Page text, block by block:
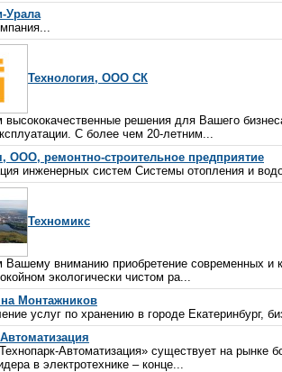
Урала
Технология, ООО СК
высококачественные решения для Вашего
С более чем 20-летним...
ООО, ремонтно-строительное предприятие
инженерных систем Системы отопления и
Техномикс
Вашему вниманию приобретение современных и
экологически чистом ра...
Монтажников
услуг по хранению в городе Екатеринбург,
Автоматизация» существует на рынке
в электротехнике – конце...